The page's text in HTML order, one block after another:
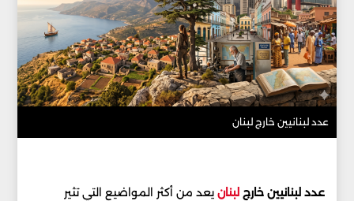
عدد لبنانيين خارج لبنان
عدد لبنانيين خارج لبنان يعد من أكثر المواضيع التي تثير